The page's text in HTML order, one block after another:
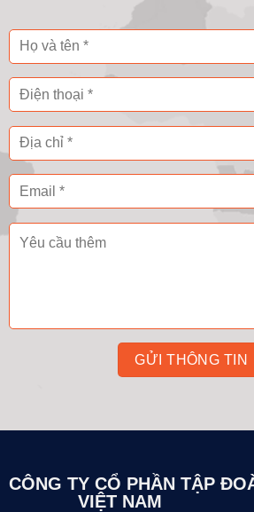
CÔNG TY CỔ PHẦN TẬP
VIỆT NAM